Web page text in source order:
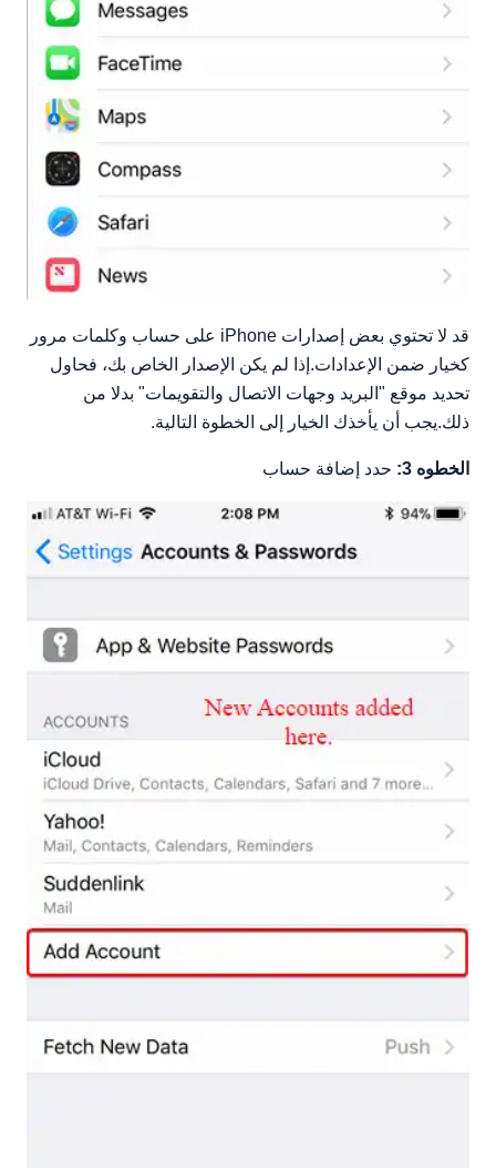
قد لا تحتوي بعض إصدارات iPhone على حساب وكلمات مرور
كخيار ضمن الإعدادات.إذا لم يكن الإصدار الخاص بك، فحاول
تحديد موقع "البريد وجهات الاتصال والتقويمات" بدلا من
ذلك.يجب أن يأخذك الخيار إلى الخطوة التالية.
الخطوه 3: حدد إضافة حساب